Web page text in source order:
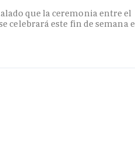
que la ceremonia entre el
celebrará este fin de semana